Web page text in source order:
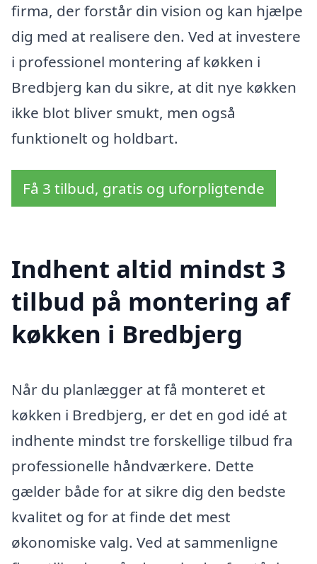
firma, der forstår din vision og kan hjælpe
dig med at realisere den. Ved at investere
i professionel montering af køkken i
Bredbjerg kan du sikre, at dit nye køkken
ikke blot bliver smukt, men også
funktionelt og holdbart.
Få 3 tilbud, gratis og uforpligtende
Indhent altid mindst 3
tilbud på montering af
køkken i Bredbjerg
Når du planlægger at få monteret et
køkken i Bredbjerg, er det en god idé at
indhente mindst tre forskellige tilbud fra
professionelle håndværkere. Dette
gælder både for at sikre dig den bedste
kvalitet og for at finde det mest
økonomiske valg. Ved at sammenligne